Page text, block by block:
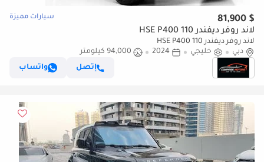
$ 81,900 سيارات مميزة
لاند روفر ديفندر 110 HSE P400
لاند روفر ديفندر 110 HSE P400
دبي
خليجي 2024
94,000 كيلومتر
إتصل
واتساب